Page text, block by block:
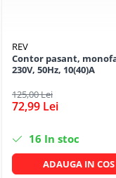
REV
Contor pasant,
230V, 50Hz, 10(40)A
125,00 Lei
72,99 Lei
16 In stoc
ADAUGA IN COS